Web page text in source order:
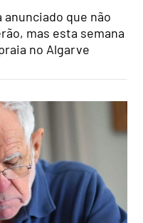
que não
mas esta semana
no Algarve